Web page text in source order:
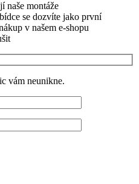
naše montáže
se dozvíte jako první
v našem e-shopu
vám neunikne.